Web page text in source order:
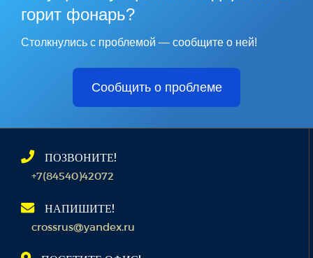
горит фонарь?
Столкнулись с проблемой — сообщите о ней!
Сообщить о проблеме
ПОЗВОНИТЕ!
+7(84540)42072
НАПИШИТЕ!
crossrus@yandex.ru